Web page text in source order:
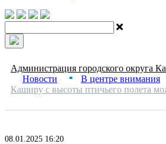
Администрация городского округа
Новости ■ В центре внимания
Каширу с высоты птичьего полета
08.01.2025 16:20